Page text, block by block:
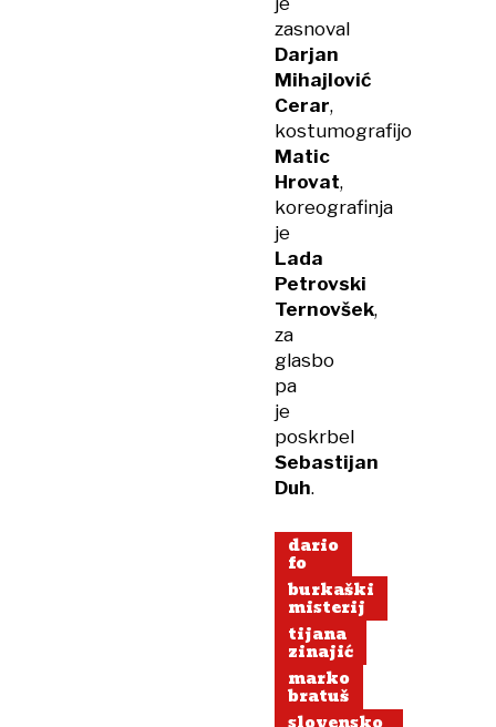
zasnoval
Darjan
Mihajlović
Cerar,
kostumografijo
Matic
Hrovat,
koreografinja
je
Lada
Petrovski
Ternovšek,
za
glasbo
pa
je
poskrbel
Sebastijan
Duh.
dario
fo
burkaški
misterij
tijana
zinajić
marko
bratuš